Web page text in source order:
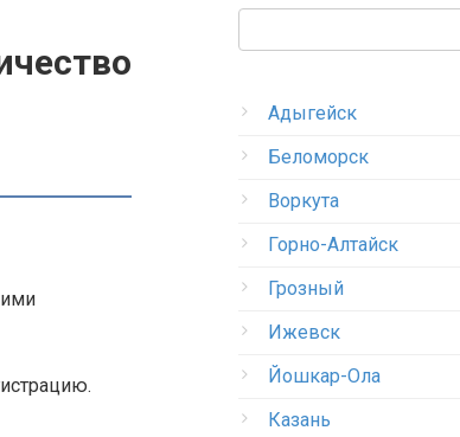
Адыгейск
Беломорск
Воркута
Горно-Алтайск
Грозный
Ижевск
Йошкар-Ола
Казань